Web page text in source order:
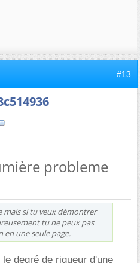
#13
probleme
mais si tu veux démontrer
tu ne peux pas
une seule page.
degré de rigueur d'une